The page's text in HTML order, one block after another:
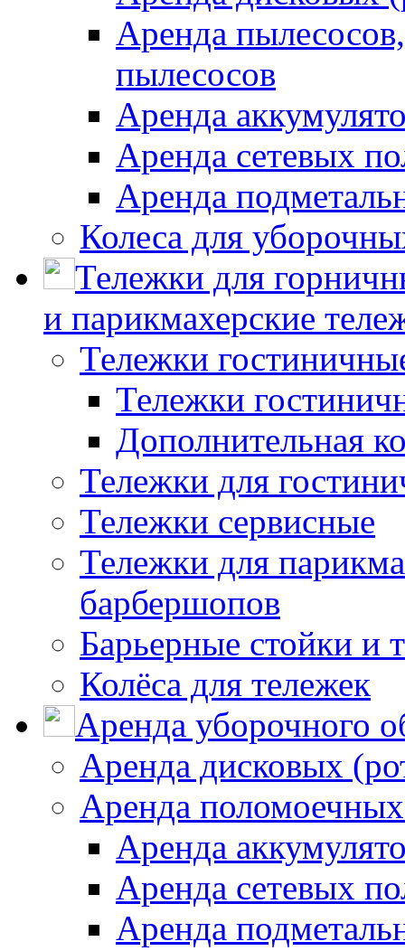
Аренда
пылесосов
Аренда
Аренда сетевых
Аренда
Колеса для
Тележки для
и парикмахерские
Тележки
Тележки
Дополнительная
Тележки для
Тележки сервисные
Тележки для
барбершопов
Барьерные стойки и
Колёса для тележек
Аренда уборочного
Аренда дисковых
Аренда
Аренда
Аренда сетевых
Аренда